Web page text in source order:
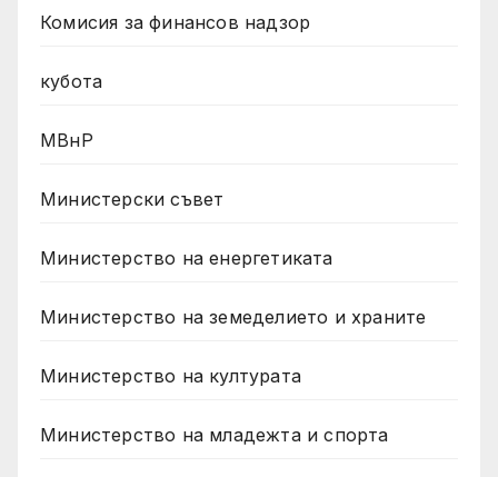
Комисия за финансов надзор
кубота
МВнР
Министерски съвет
Министерство на енергетиката
Министерство на земеделието и храните
Министерство на културата
Министерство на младежта и спорта